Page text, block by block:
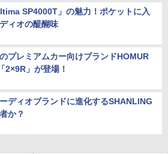
SP4000T」の魅力！ポケットに入
ィオの醍醐味
プレミアムカー向けブランドHOMUR
2×9R」が登場！
ディオブランドに進化するSHANLING
か？